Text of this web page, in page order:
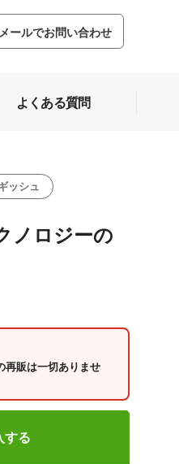
メールでお問い合わせ
よくある質問
ッシュ
ノロジーの
再販は一切ありませ
する